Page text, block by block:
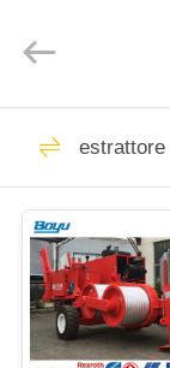
CASA
CIRCA
NOI
Electric
Power
All
Reserved.
che